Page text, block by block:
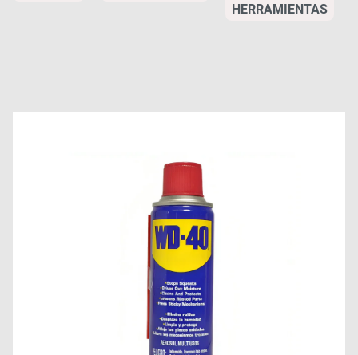
HERRAMIENTAS